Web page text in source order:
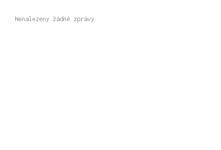
Nenalezeny žádné zprávy.